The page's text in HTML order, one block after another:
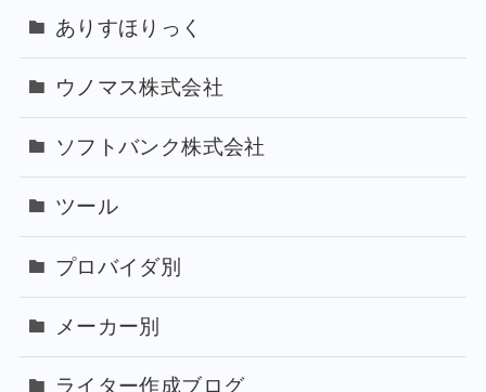
ありすほりっく
ウノマス株式会社
ソフトバンク株式会社
ツール
プロバイダ別
メーカー別
ライター作成ブログ